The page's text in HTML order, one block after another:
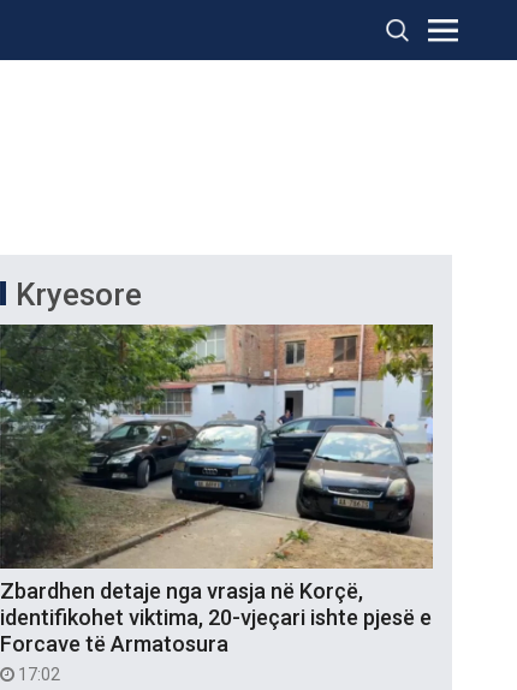
Kryesore
Zbardhen detaje nga vrasja në Korçë,
identifikohet viktima, 20-vjeçari ishte pjesë e
Forcave të Armatosura
17:02